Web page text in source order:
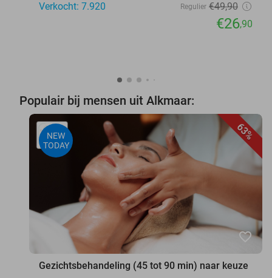
Verkocht: 7.920 Regulier €49,90
€26,90
Populair bij mensen uit Alkmaar:
63%
NEW
TODAY
favorite_border
Gezichtsbehandeling (45 tot 90 min) naar keuze